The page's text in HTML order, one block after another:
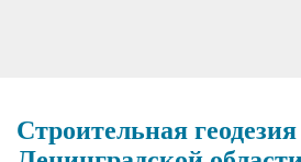
Строительная